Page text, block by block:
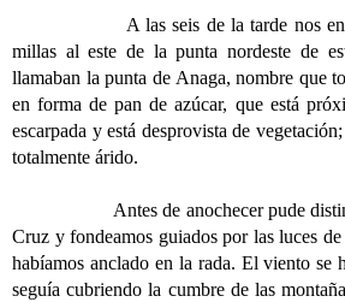
A las seis de la tarde nos
millas al este de la punta nordeste de
llamaban la punta de Anaga, nombre que
en forma de pan de azúcar, que está
escarpada y está desprovista de
totalmente árido.
Antes de anochecer pude
Cruz y fondeamos guiados por las luces
habíamos anclado en la rada. El viento se
seguía cubriendo la cumbre de las